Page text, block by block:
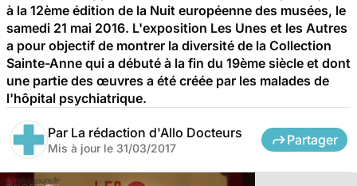
à la 12ème édition de la Nuit européenne des musées, le
samedi 21 mai 2016. L'exposition Les Unes et les Autres
a pour objectif de montrer la diversité de la Collection
Sainte-Anne qui a débuté à la fin du 19ème siècle et dont
une partie des œuvres a été créée par les malades de
l'hôpital psychiatrique.
Par La rédaction d'Allo Docteurs
Mis à jour le 31/03/2017
Partager